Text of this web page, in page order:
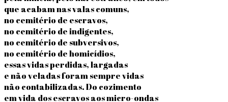
que acabam nas valas comuns,
no cemitério de escravos,
no cemitério de indigentes,
no cemitério de subversivos,
no cemitério de homicídios,
essas vidas perdidas, largadas
e não veladas foram sempre vidas
não contabilizadas. Do cozimento
em vida dos escravos aos micro-ondas